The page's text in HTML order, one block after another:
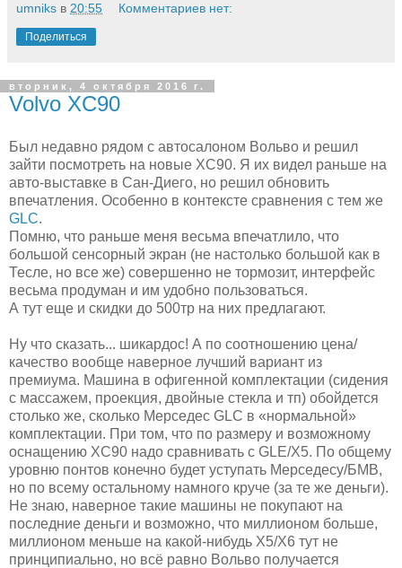
umniks в 20:55 Комментариев нет:
Поделиться
вторник, 4 октября 2016 г.
Volvo XC90
Был недавно рядом с автосалоном Вольво и решил
зайти посмотреть на новые XC90. Я их видел раньше на
авто-выставке в Сан-Диего, но решил обновить
впечатления. Особенно в контексте сравнения с тем же
GLC.
Помню, что раньше меня весьма впечатлило, что
большой сенсорный экран (не настолько большой как в
Тесле, но все же) совершенно не тормозит, интерфейс
весьма продуман и им удобно пользоваться.
А тут еще и скидки до 500тр на них предлагают.
Ну что сказать... шикардос! А по соотношению цена/
качество вообще наверное лучший вариант из
премиума. Машина в офигенной комплектации (сидения
с массажем, проекция, двойные стекла и тп) обойдется
столько же, сколько Мерседес GLC в «нормальной»
комплектации. При том, что по размеру и возможному
оснащению XC90 надо сравнивать с GLE/X5. По общему
уровню понтов конечно будет уступать Мерседесу/БМВ,
но по всему остальному намного круче (за те же деньги).
Не знаю, наверное такие машины не покупают на
последние деньги и возможно, что миллионом больше,
миллионом меньше на какой-нибудь Х5/Х6 тут не
принципиально, но всё равно Вольво получается